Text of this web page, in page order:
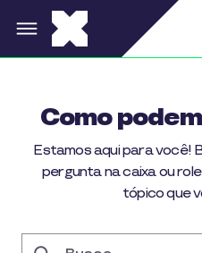
Pular para o conteúdo
Como
Estamos aqui para você!
pergunta na caixa ou
tópico que